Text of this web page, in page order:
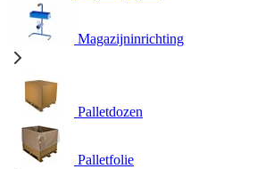
Magazijninrichting
Palletdozen
Palletfolie